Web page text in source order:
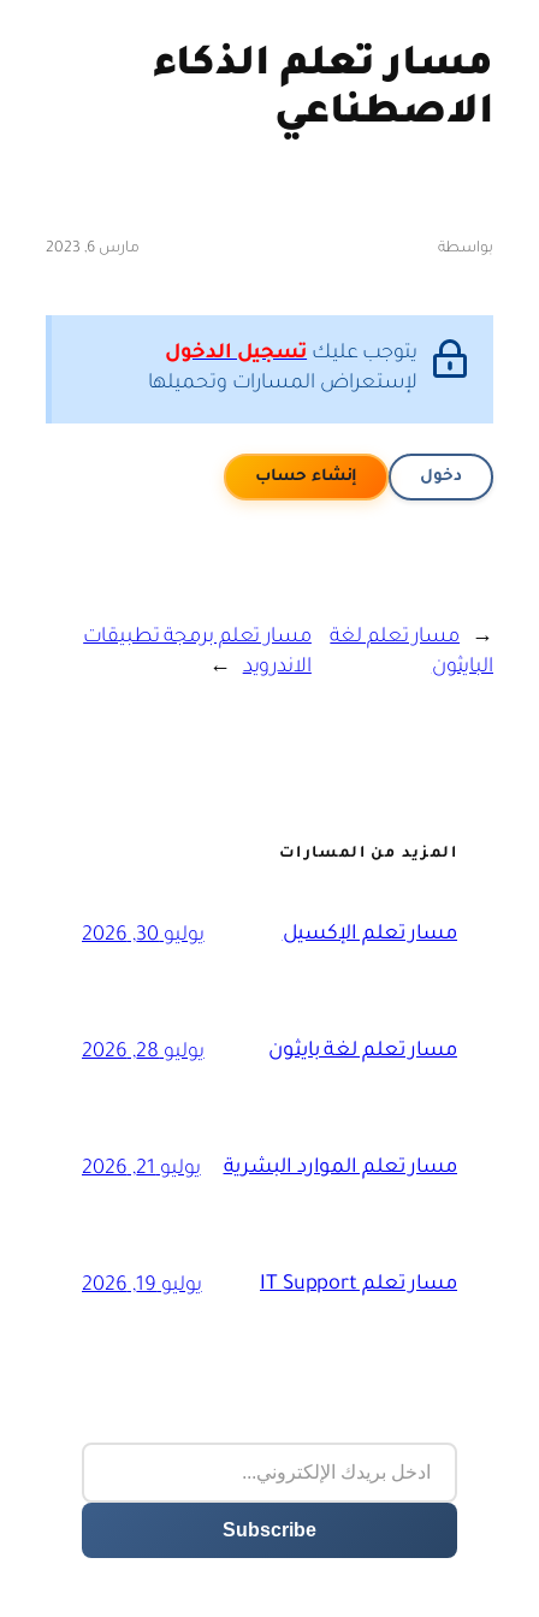
مسار تعلم الذكاء
الاصطناعي
بواسطة مارس 6, 2023
يتوجب عليك تسجيل الدخول
لإستعراض المسارات وتحميلها
دخول إنشاء حساب
←
مسار تعلم لغة
البايثون
مسار تعلم برمجة تطبيقات
الاندرويد
→
المزيد من المسارات
مسار تعلم الإكسيل يوليو 30, 2026
مسار تعلم لغة بايثون يوليو 28, 2026
مسار تعلم الموارد البشرية يوليو 21, 2026
مسار تعلم IT Support يوليو 19, 2026